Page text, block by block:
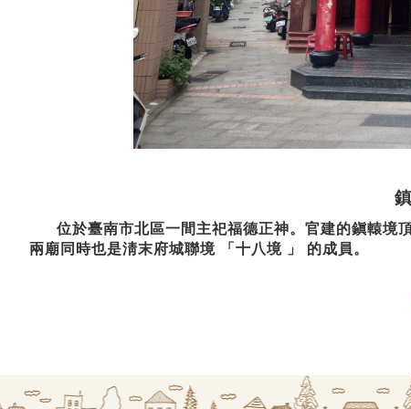
位於臺南市北區一間主祀福德正神。官建的鎭轅境頂
兩廟同時也是淸末府城聯境 「十八境 」 的成員。